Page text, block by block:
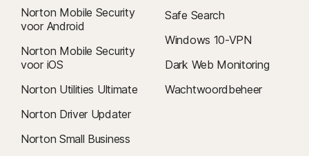
Norton Mobile Security
voor Android
Norton Mobile Security
voor iOS
Norton Utilities Ultimate
Norton Driver Updater
Norton Small Business
Safe Search
Windows 10-VPN
Dark Web Monitoring
Wachtwoordbeheer